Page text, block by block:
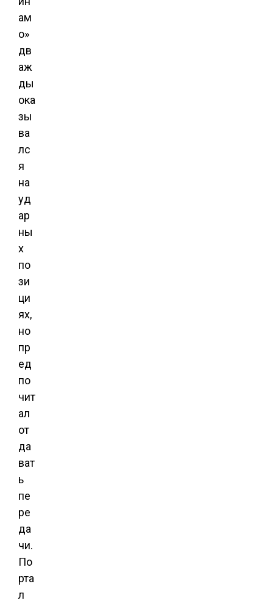
ам
о»
дв
аж
ды
ока
зы
ва
лс
я
на
уд
ар
ны
х
по
зи
ци
ях,
но
пр
ед
по
чит
ал
от
да
ват
ь
пе
ре
да
чи.
По
рта
л